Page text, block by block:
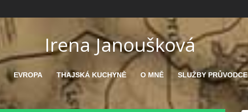
Irena Janoušková
EVROPA THAJSKÁ KUCHYNĚ O MNĚ SLUŽBY PRŮVODCE